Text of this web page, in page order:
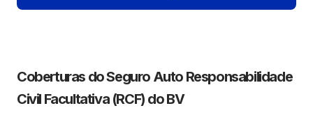
Coberturas do Seguro Auto Responsabilidade
Civil Facultativa (RCF) do BV